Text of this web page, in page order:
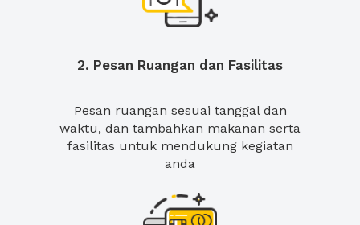
2. Pesan Ruangan dan Fasilitas
Pesan ruangan sesuai tanggal dan
waktu, dan tambahkan makanan serta
fasilitas untuk mendukung kegiatan
anda